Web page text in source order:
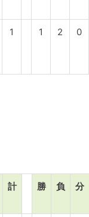
1 1 2 0
計 勝 負 分